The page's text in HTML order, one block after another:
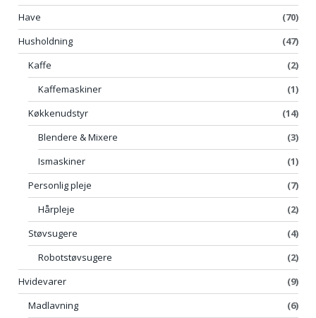
Have
(70)
Husholdning
(47)
Kaffe
(2)
Kaffemaskiner
(1)
Køkkenudstyr
(14)
Blendere & Mixere
(3)
Ismaskiner
(1)
Personlig pleje
(7)
Hårpleje
(2)
Støvsugere
(4)
Robotstøvsugere
(2)
Hvidevarer
(9)
Madlavning
(6)